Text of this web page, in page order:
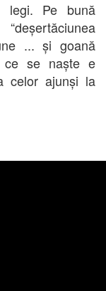
legi. Pe bună
... și goană
ce se naște e
celor ajunși la